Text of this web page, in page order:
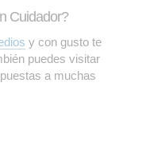
Cuidador?
y con gusto te
puedes visitar
a muchas